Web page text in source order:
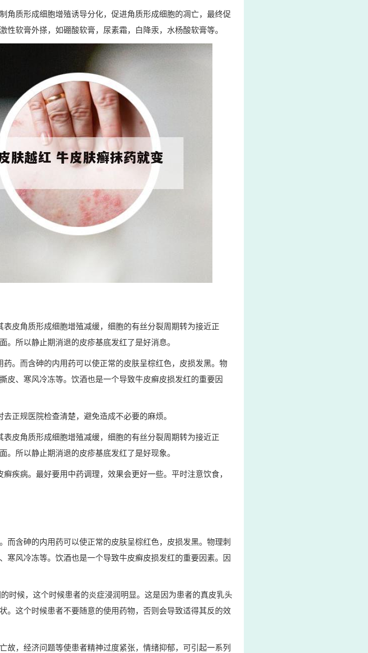
角质形成细胞增殖诱导分化，促进角质形成细胞的凋亡，最终促
软膏外搽，如硼酸软膏，尿素霜，白降汞，水杨酸软膏等。
皮角质形成细胞增殖减缓，细胞的有丝分裂周期转为接近正
。所以静止期消退的皮疹基底发红了是好消息。
。而含砷的内用药可以使正常的皮肤呈棕红色，皮损发黑。物
皮、寒风冷冻等。饮酒也是一个导致牛皮癣皮损发红的重要因
正规医院检查清楚，避免造成不必要的麻烦。
皮角质形成细胞增殖减缓，细胞的有丝分裂周期转为接近正
。所以静止期消退的皮疹基底发红了是好现象。
疾病。最好要用中药调理，效果会更好一些。平时注意饮食，
而含砷的内用药可以使正常的皮肤呈棕红色，皮损发黑。物理刺
寒风冷冻等。饮酒也是一个导致牛皮癣皮损发红的重要因素。因
时候，这个时候患者的炎症浸润明显。这是因为患者的真皮乳头
。这个时候患者不要随意的使用药物，否则会导致适得其反的效
故，经济问题等使患者精神过度紧张，情绪抑郁，可引起一系列